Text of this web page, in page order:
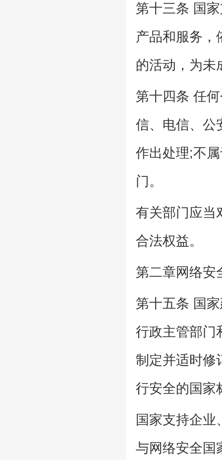
第十三条 国
产品和服务，
的活动，为未
第十四条 任
信、电信、公
作出处理;不
门。
有关部门应当
合法权益。
第二章网络安
第十五条 国
行政主管部门
制定并适时修
行安全的国家
国家支持企
与网络安全国